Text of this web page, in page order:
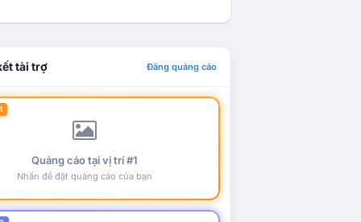
tài trợ Đăng quảng cáo
Quảng cáo tại vị trí #1
Nhấn để đặt quảng cáo của bạn